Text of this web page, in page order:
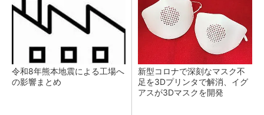
令和8年熊本地震による工場へ
の影響まとめ
新型コロナで深刻なマスク不
足を3Dプリンタで解消、イグ
アスが3Dマスクを開発